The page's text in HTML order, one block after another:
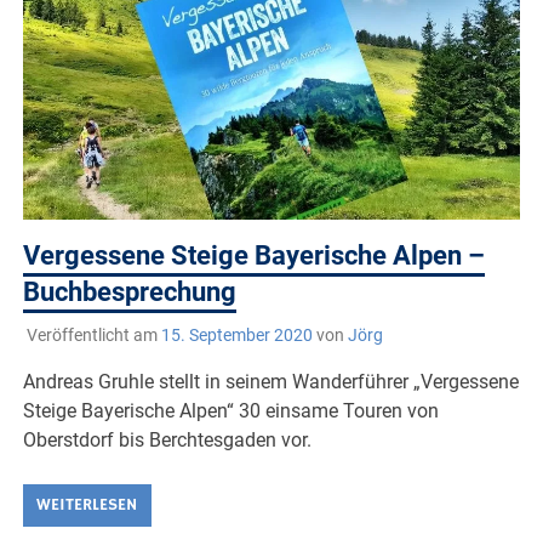
Vergessene Steige Bayerische Alpen –
Buchbesprechung
Veröffentlicht am 15. September 2020 von Jörg
Andreas Gruhle stellt in seinem Wanderführer „Vergessene
Steige Bayerische Alpen“ 30 einsame Touren von
Oberstdorf bis Berchtesgaden vor.
WEITERLESEN